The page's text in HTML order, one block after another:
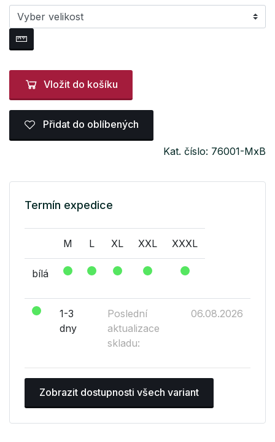
Vložit do košíku
Přidat do oblíbených
Kat. číslo: 76001-MxB
Termín expedice
M L XL XXL XXXL
bílá
1-3
dny
Poslední
aktualizace
skladu:
06.08.2026
Zobrazit dostupnosti všech variant